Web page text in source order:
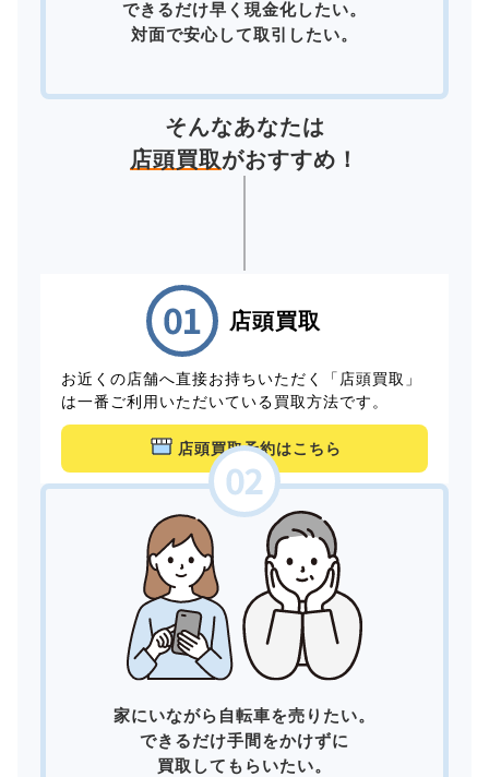
できるだけ早く現金化したい。
対面で安心して取引したい。
そんなあなたは
店頭買取がおすすめ！
店頭買取
お近くの店舗へ直接お持ちいただく「店頭買取」
は一番ご利用いただいている買取方法です。
店頭買取予約はこちら
家にいながら自転車を売りたい。
できるだけ手間をかけずに
買取してもらいたい。